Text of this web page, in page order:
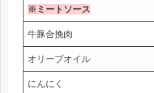
※ミートソース
牛豚合挽肉
オリーブオイル
にんにく